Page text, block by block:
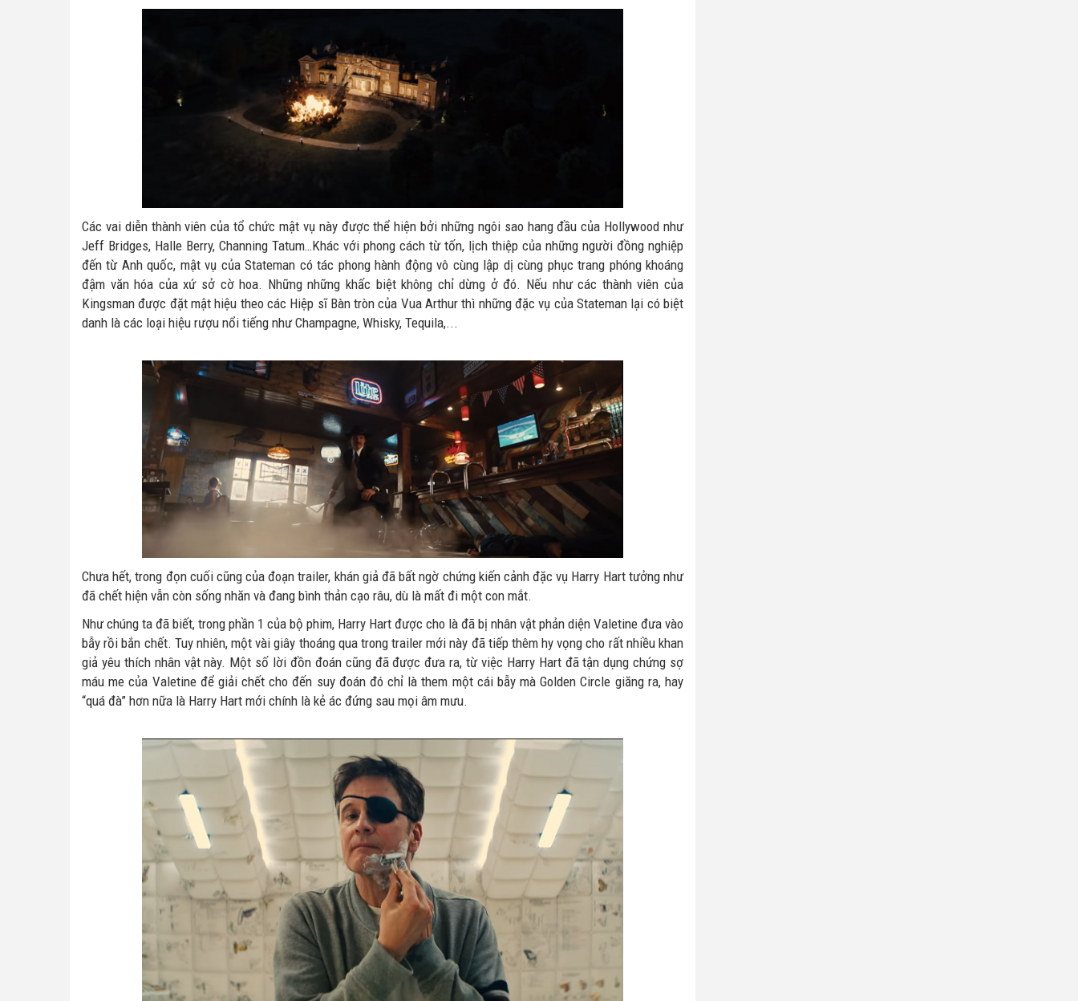
Các vai diễn thành viên của tổ chức mật vụ này được thể hiện bởi những ngôi sao hang đầu của Hollywood như
Jeff Bridges, Halle Berry, Channing Tatum…Khác với phong cách từ tốn, lịch thiệp của những người đồng nghiệp
đến từ Anh quốc, mật vụ của Stateman có tác phong hành động vô cùng lập dị cùng phục trang phóng khoáng
đậm văn hóa của xứ sở cờ hoa. Những những khấc biệt không chỉ dừng ở đó. Nếu như các thành viên của
Kingsman được đặt mật hiệu theo các Hiệp sĩ Bàn tròn của Vua Arthur thì những đặc vụ của Stateman lại có biệt
danh là các loại hiệu rượu nổi tiếng như Champagne, Whisky, Tequila,...
Chưa hết, trong đọn cuối cũng của đoạn trailer, khán giả đã bất ngờ chứng kiến cảnh đặc vụ Harry Hart tưởng như
đã chết hiện vẫn còn sống nhăn và đang bình thản cạo râu, dù là mất đi một con mắt.
Như chúng ta đã biết, trong phần 1 của bộ phim, Harry Hart được cho là đã bị nhân vật phản diện Valetine đưa vào
bẫy rồi bắn chết. Tuy nhiên, một vài giây thoáng qua trong trailer mới này đã tiếp thêm hy vọng cho rất nhiều khan
giả yêu thích nhân vật này. Một số lời đồn đoán cũng đã được đưa ra, từ việc Harry Hart đã tận dụng chứng sợ
máu me của Valetine để giải chết cho đến suy đoán đó chỉ là them một cái bẫy mà Golden Circle giăng ra, hay
“quá đà” hơn nữa là Harry Hart mới chính là kẻ ác đứng sau mọi âm mưu.